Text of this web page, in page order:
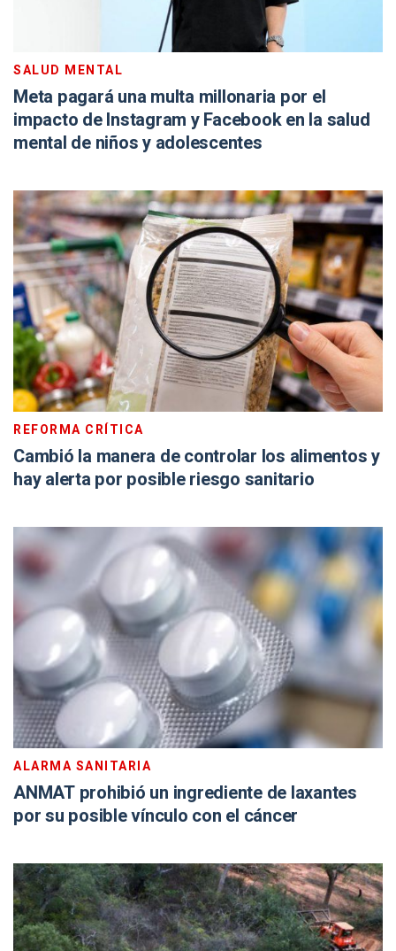
SALUD MENTAL
Meta pagará una multa millonaria por el
impacto de Instagram y Facebook en la salud
mental de niños y adolescentes
REFORMA CRÍTICA
Cambió la manera de controlar los alimentos y
hay alerta por posible riesgo sanitario
ALARMA SANITARIA
ANMAT prohibió un ingrediente de laxantes
por su posible vínculo con el cáncer